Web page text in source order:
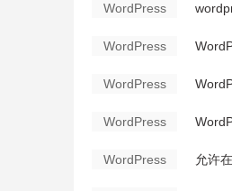
WordPress
WordPress
WordPress
WordPress
WordPress 允许